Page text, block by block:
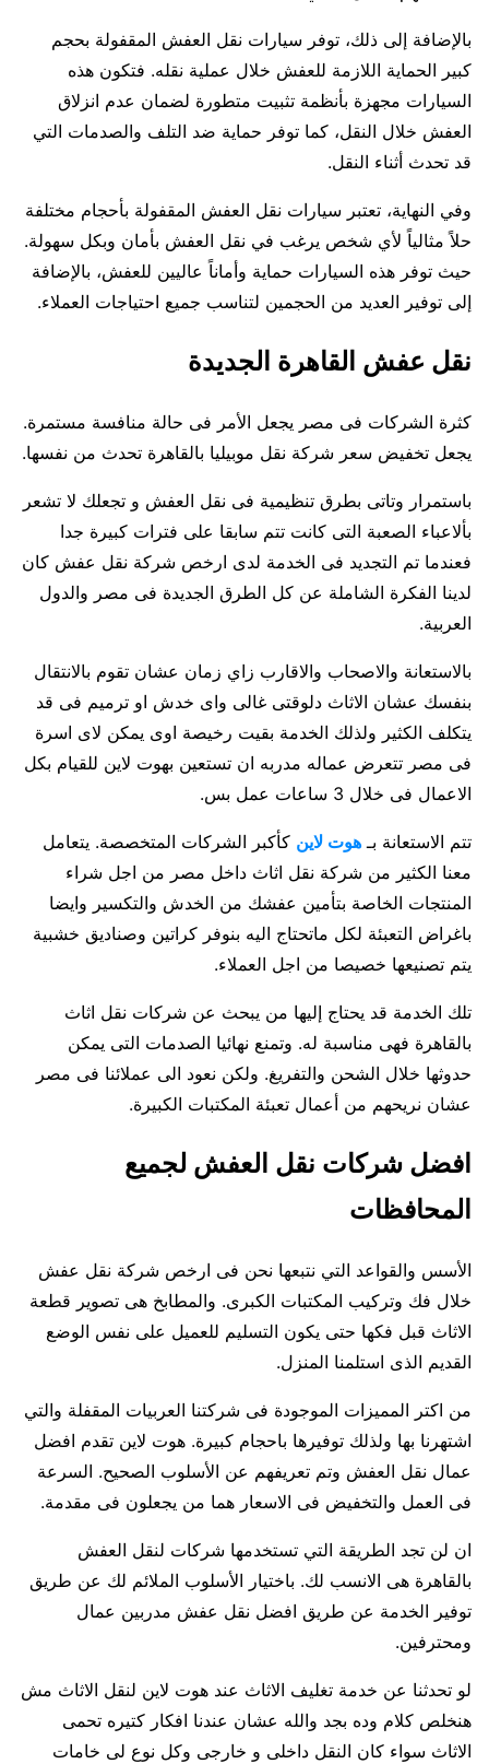
بالإضافة إلى ذلك، توفر سيارات نقل العفش المقفولة بحجم
كبير الحماية اللازمة للعفش خلال عملية نقله. فتكون هذه
السيارات مجهزة بأنظمة تثبيت متطورة لضمان عدم انزلاق
العفش خلال النقل، كما توفر حماية ضد التلف والصدمات التي
قد تحدث أثناء النقل.
وفي النهاية، تعتبر سيارات نقل العفش المقفولة بأحجام مختلفة
حلاً مثالياً لأي شخص يرغب في نقل العفش بأمان وبكل سهولة.
حيث توفر هذه السيارات حماية وأماناً عاليين للعفش، بالإضافة
إلى توفير العديد من الحجمين لتناسب جميع احتياجات العملاء.
نقل عفش القاهرة الجديدة
كثرة الشركات فى مصر يجعل الأمر فى حالة منافسة مستمرة.
يجعل تخفيض سعر شركة نقل موبيليا بالقاهرة تحدث من نفسها.
باستمرار وتاتى بطرق تنظيمية فى نقل العفش و تجعلك لا تشعر
بألاعباء الصعبة التى كانت تتم سابقا على فترات كبيرة جدا
فعندما تم التجديد فى الخدمة لدى ارخص شركة نقل عفش كان
لدينا الفكرة الشاملة عن كل الطرق الجديدة فى مصر والدول
العربية.
بالاستعانة والاصحاب والاقارب زاي زمان عشان تقوم بالانتقال
بنفسك عشان الاثاث دلوقتى غالى واى خدش او ترميم فى قد
يتكلف الكثير ولذلك الخدمة بقيت رخيصة اوى يمكن لاى اسرة
فى مصر تتعرض عماله مدربه ان تستعين بهوت لاين للقيام بكل
الاعمال فى خلال 3 ساعات عمل بس.
تتم الاستعانة بـ هوت لاين كأكبر الشركات المتخصصة. يتعامل
معنا الكثير من شركة نقل اثاث داخل مصر من اجل شراء
المنتجات الخاصة بتأمين عفشك من الخدش والتكسير وايضا
باغراض التعبئة لكل ماتحتاج اليه بنوفر كراتين وصناديق خشبية
يتم تصنيعها خصيصا من اجل العملاء.
تلك الخدمة قد يحتاج إليها من يبحث عن شركات نقل اثاث
بالقاهرة فهى مناسبة له. وتمنع نهائيا الصدمات التى يمكن
حدوثها خلال الشحن والتفريغ. ولكن نعود الى عملائنا فى مصر
عشان نريحهم من أعمال تعبئة المكتبات الكبيرة.
افضل شركات نقل العفش لجميع
المحافظات
الأسس والقواعد التي نتبعها نحن فى ارخص شركة نقل عفش
خلال فك وتركيب المكتبات الكبرى. والمطابخ هى تصوير قطعة
الاثاث قبل فكها حتى يكون التسليم للعميل على نفس الوضع
القديم الذى استلمنا المنزل.
من اكتر المميزات الموجودة فى شركتنا العربيات المقفلة والتي
اشتهرنا بها ولذلك توفيرها باحجام كبيرة. هوت لاين تقدم افضل
عمال نقل العفش وتم تعريفهم عن الأسلوب الصحيح. السرعة
فى العمل والتخفيض فى الاسعار هما من يجعلون فى مقدمة.
ان لن تجد الطريقة التي تستخدمها شركات لنقل العفش
بالقاهرة هى الانسب لك. باختيار الأسلوب الملائم لك عن طريق
توفير الخدمة عن طريق افضل نقل عفش مدربين عمال
ومحترفين.
لو تحدثنا عن خدمة تغليف الاثاث عند هوت لاين لنقل الاثاث مش
هنخلص كلام وده بجد والله عشان عندنا افكار كتيره تحمى
الاثاث سواء كان النقل داخلى و خارجى وكل نوع لى خامات